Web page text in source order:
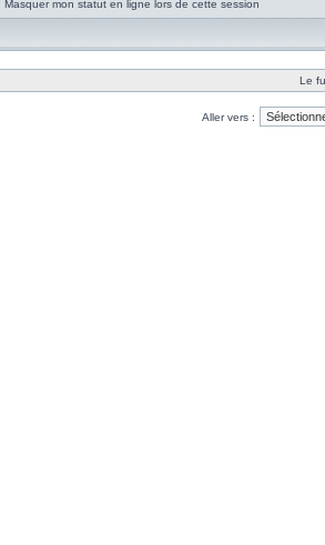
Masquer mon statut en ligne lors de cette session
Le
Aller vers :